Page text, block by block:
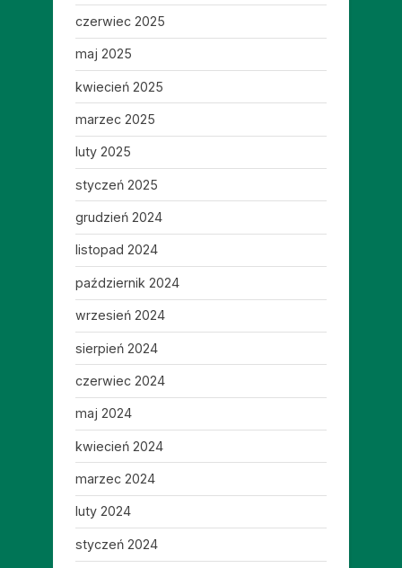
czerwiec 2025
maj 2025
kwiecień 2025
marzec 2025
luty 2025
styczeń 2025
grudzień 2024
listopad 2024
październik 2024
wrzesień 2024
sierpień 2024
czerwiec 2024
maj 2024
kwiecień 2024
marzec 2024
luty 2024
styczeń 2024